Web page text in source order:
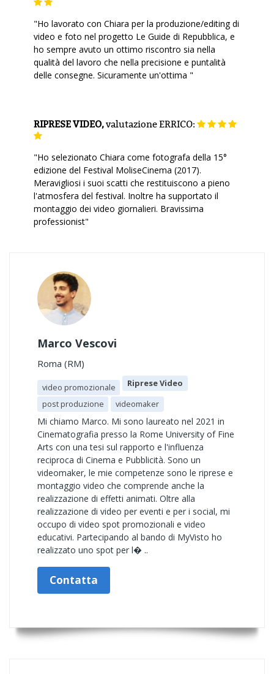
"Ho lavorato con Chiara per la produzione/editing di
video e foto nel progetto Le Guide di Repubblica, e
ho sempre avuto un ottimo riscontro sia nella
qualità del lavoro che nella precisione e puntalità
delle consegne. Sicuramente un'ottima "
RIPRESE VIDEO,valutazioneERRICO:
"Ho selezionato Chiara come fotografa della 15°
edizione del Festival MoliseCinema (2017).
Meravigliosi i suoi scatti che restituiscono a pieno
l'atmosfera del festival. Inoltre ha supportato il
montaggio dei video giornalieri. Bravissima
professionist"
Marco Vescovi
Roma (RM)
video promozionale
Riprese Video
post produzione
videomaker
Mi chiamo Marco. Mi sono laureato nel 2021 in
Cinematografia presso la Rome University of Fine
Arts con una tesi sul rapporto e l'influenza
reciproca di Cinema e Pubblicità. Sono un
videomaker, le mie competenze sono le riprese e
montaggio video che comprende anche la
realizzazione di effetti animati. Oltre alla
realizzazione di video per eventi e per i social, mi
occupo di video spot promozionali e video
educativi. Partecipando al bando di MyVisto ho
realizzato uno spot per l� ..
Contatta